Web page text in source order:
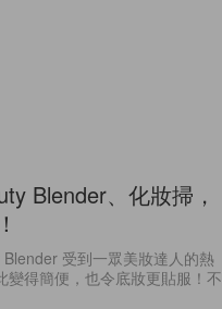
Blender、化妝掃，
受到一眾美妝達人的熱
得簡便，也令底妝更貼服！不